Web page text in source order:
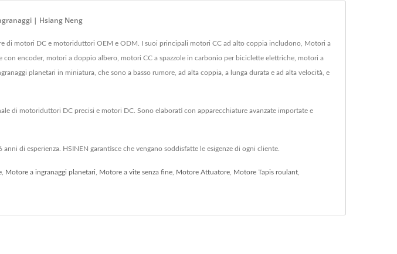
| Hsiang Neng
di motori DC e motoriduttori OEM e ODM. I suoi principali motori CC ad alto coppia includono, Motori a
encoder, motori a doppio albero, motori CC a spazzole in carbonio per biciclette elettriche, motori a
planetari in miniatura, che sono a basso rumore, ad alta coppia, a lunga durata e ad alta velocità, e
di motoriduttori DC precisi e motori DC. Sono elaborati con apparecchiature avanzate importate e
di esperienza. HSINEN garantisce che vengano soddisfatte le esigenze di ogni cliente.
Motore a ingranaggi planetari Motore a vite senza fine Motore Attuatore Motore Tapis roulant